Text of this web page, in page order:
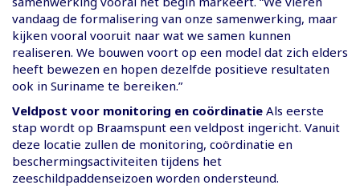
vandaag de formalisering van onze samenwerking, maar
kijken vooral vooruit naar wat we samen kunnen
realiseren. We bouwen voort op een model dat zich elders
heeft bewezen en hopen dezelfde positieve resultaten
ook in Suriname te bereiken.”
Veldpost voor monitoring en coördinatie Als eerste
stap wordt op Braamspunt een veldpost ingericht. Vanuit
deze locatie zullen de monitoring, coördinatie en
beschermingsactiviteiten tijdens het
zeeschildpaddenseizoen worden ondersteund.